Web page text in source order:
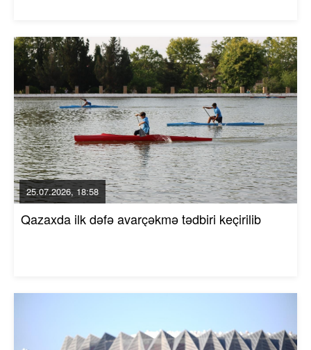
25.07.2026, 18:58
Qazaxda ilk dəfə avarçəkmə tədbiri keçirilib